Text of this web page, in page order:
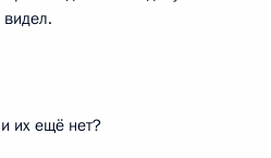
видел.
их ещё нет?